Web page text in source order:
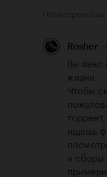
Rosher
Вы явно
жизни.
Чтобы
ищешь
и сборы